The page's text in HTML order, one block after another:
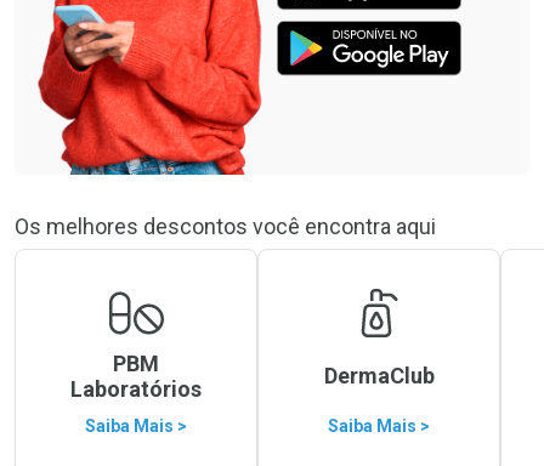
Os melhores descontos você encontra aqui
PBM
Laboratórios
Saiba Mais >
DermaClub
Saiba Mais >